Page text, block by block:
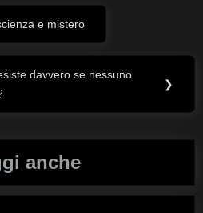
e mistero
davvero se nessuno
❯
anche